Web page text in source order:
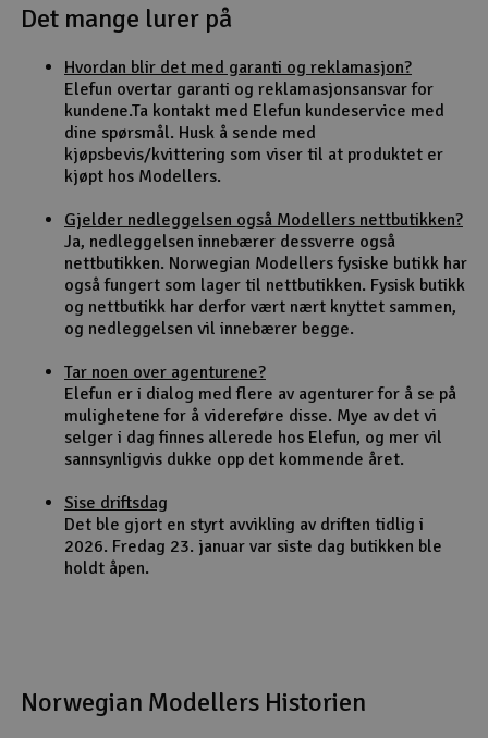
Outlet
Radioutstyr
Raketter
Smarthjem, lek & hobby
Solenergi
Sparkesykler & elkjøretøy
Gavekort
Det mange lurer på
Hvordan blir det med garanti og reklamasjon?
Elefun overtar garanti og reklamasjonsansvar for
kundene.Ta kontakt med Elefun kundeservice med
dine spørsmål. Husk å sende med
kjøpsbevis/kvittering som viser til at produktet er
kjøpt hos Modellers.
Gjelder nedleggelsen også Modellers nettbutikken?
Ja, nedleggelsen innebærer dessverre også
nettbutikken. Norwegian Modellers fysiske butikk har
også fungert som lager til nettbutikken. Fysisk butikk
og nettbutikk har derfor vært nært knyttet sammen,
og nedleggelsen vil innebærer begge.
Tar noen over agenturene?
Elefun er i dialog med flere av agenturer for å se på
mulighetene for å videreføre disse. Mye av det vi
selger i dag finnes allerede hos Elefun, og mer vil
sannsynligvis dukke opp det kommende året.
Sise driftsdag
Det ble gjort en styrt avvikling av driften tidlig i
2026. Fredag 23. januar var siste dag butikken ble
holdt åpen.
Norwegian Modellers Historien